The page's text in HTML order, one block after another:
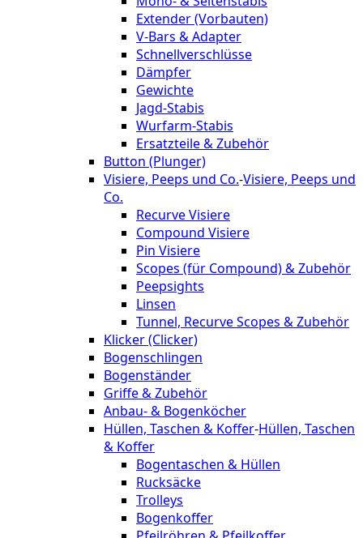
Extender (Vorbauten)
V-Bars & Adapter
Schnellverschlüsse
Dämpfer
Gewichte
Jagd-Stabis
Wurfarm-Stabis
Ersatzteile & Zubehör
Button (Plunger)
Visiere, Peeps und Co.-Visiere, Peeps und
Co.
Recurve Visiere
Compound Visiere
Pin Visiere
Scopes (für Compound) & Zubehör
Peepsights
Linsen
Tunnel, Recurve Scopes & Zubehör
Klicker (Clicker)
Bogenschlingen
Bogenständer
Griffe & Zubehör
Anbau- & Bogenköcher
Hüllen, Taschen & Koffer-Hüllen, Taschen
& Koffer
Bogentaschen & Hüllen
Rucksäcke
Trolleys
Bogenkoffer